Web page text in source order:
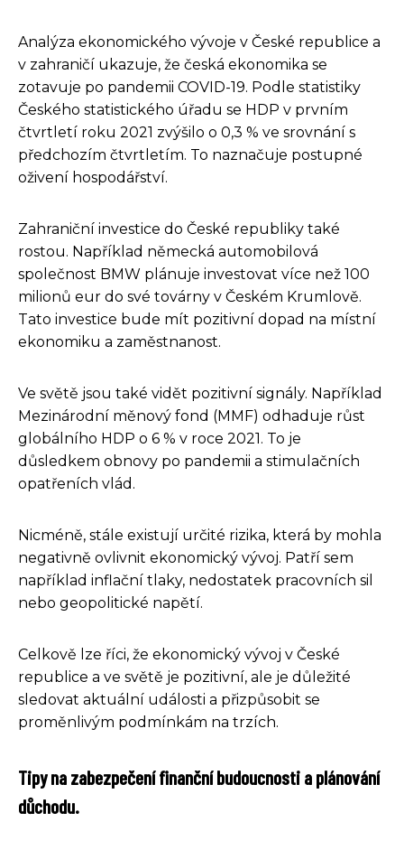
Analýza ekonomického vývoje v České republice a
v zahraničí ukazuje, že česká ekonomika se
zotavuje po pandemii COVID-19. Podle statistiky
Českého statistického úřadu se HDP v prvním
čtvrtletí roku 2021 zvýšilo o 0,3 % ve srovnání s
předchozím čtvrtletím. To naznačuje postupné
oživení hospodářství.
Zahraniční investice do České republiky také
rostou. Například německá automobilová
společnost BMW plánuje investovat více než 100
milionů eur do své továrny v Českém Krumlově.
Tato investice bude mít pozitivní dopad na místní
ekonomiku a zaměstnanost.
Ve světě jsou také vidět pozitivní signály. Například
Mezinárodní měnový fond (MMF) odhaduje růst
globálního HDP o 6 % v roce 2021. To je
důsledkem obnovy po pandemii a stimulačních
opatřeních vlád.
Nicméně, stále existují určité rizika, která by mohla
negativně ovlivnit ekonomický vývoj. Patří sem
například inflační tlaky, nedostatek pracovních sil
nebo geopolitické napětí.
Celkově lze říci, že ekonomický vývoj v České
republice a ve světě je pozitivní, ale je důležité
sledovat aktuální události a přizpůsobit se
proměnlivým podmínkám na trzích.
Tipy na zabezpečení finanční budoucnosti a plánování
důchodu.